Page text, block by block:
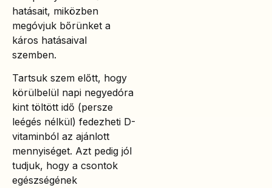
hatásait, miközben
megóvjuk bőrünket a
káros hatásaival
szemben.
Tartsuk szem előtt, hogy
körülbelül napi negyedóra
kint töltött idő (persze
leégés nélkül) fedezheti D-
vitaminból az ajánlott
mennyiséget. Azt pedig jól
tudjuk, hogy a csontok
egészségének